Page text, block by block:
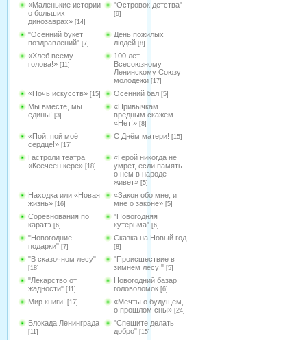
«Маленькие истории
о больших
динозаврах» [14]
"Островок детства"
[9]
"Осенний букет
поздравлений" [7]
День пожилых
людей [8]
«Хлеб всему
голова!» [11]
100 лет
Всесоюзному
Ленинскому Союзу
молодежи [17]
«Ночь искусств» [15] Осенний бал [5]
Мы вместе, мы
едины! [3]
«Привычкам
вредным скажем
«Нет!» [8]
«Пой, пой моё
сердце!» [17]
С Днём матери! [15]
Гастроли театра
«Кеечеен кере» [18]
«Герой никогда не
умрёт, если память
о нем в народе
живет» [5]
Находка или «Новая
жизнь» [16]
«Закон обо мне, и
мне о законе» [5]
Соревнования по
каратэ [6]
"Новогодняя
кутерьма" [6]
"Новогодние
подарки" [7]
Сказка на Новый год
[8]
"В сказочном лесу"
[18]
"Происшествие в
зимнем лесу " [5]
"Лекарство от
жадности" [11]
Новогодний базар
головоломок [6]
Мир книги! [17]
«Мечты о будущем,
о прошлом сны» [24]
Блокада Ленинграда
[11]
"Спешите делать
добро" [15]